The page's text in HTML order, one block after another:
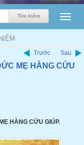
Trước Sau
MẸ HẰNG CỨU
HẰNG CỨU GIÚP.